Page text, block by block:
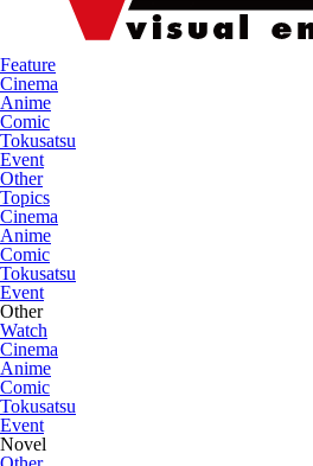
Feature
Cinema
Anime
Comic
Tokusatsu
Event
Other
Topics
Cinema
Anime
Comic
Tokusatsu
Event
Other
Watch
Cinema
Anime
Comic
Tokusatsu
Event
Novel